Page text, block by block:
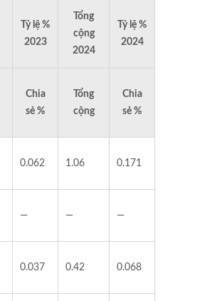
Tỷ lệ %
2023
Tổng
cộng
2024
Tỷ lệ %
2024
Chia
sẻ %
Tổng
cộng
Chia
sẻ %
0.062 1.06 0.171
— — —
0.037 0.42 0.068